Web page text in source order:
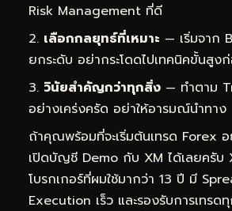
Risk Management ที่ดี
เลือกกลยุทธ์ที่เหมาะ — เริ่มจาก
ยกระดับ อย่ากระโดดไปเทคนิคขั้นสูงก่
วินัยสำคัญกว่าทุกสิ่ง — ทำตาม
อย่างเคร่งครัด อย่าให้อารมณ์นำทาง
ถ้าคุณพร้อมที่จะเริ่มต้นเทรด Forex
เปิดบัญชี Demo กับ XM ได้เลยครับ
โบรกเกอร์ที่ผมใช้มากว่า 13 ปี มี
Execution เร็ว และรองรับการเทรด